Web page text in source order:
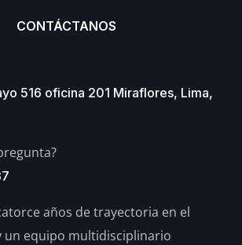
CONTÁCTANOS
516 oficina 201 Miraflores, Lima,
años de trayectoria en el
un equipo multidisciplinario